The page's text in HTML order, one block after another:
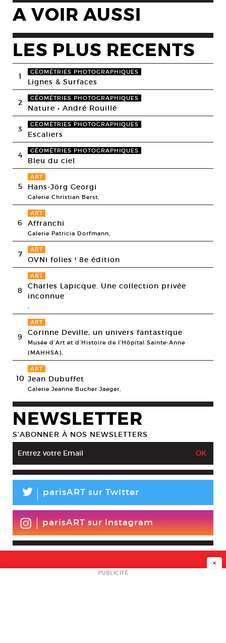
A VOIR AUSSI
LES PLUS RECENTS
1 GÉOMÉTRIES PHOTOGRAPHIQUES
Lignes & Surfaces
2 GÉOMÉTRIES PHOTOGRAPHIQUES
Nature • André Rouillé
3 GÉOMÉTRIES PHOTOGRAPHIQUES
Escaliers
4 GÉOMÉTRIES PHOTOGRAPHIQUES
Bleu du ciel
5
ART
Hans-Jörg Georgi
Galerie Christian Berst,
6
ART
Affranchi
Galerie Patricia Dorfmann,
7 ART
OVNi folies ! 8e édition
8
ART
Charles Lapicque. Une collection privée
inconnue
,
9
ART
Corinne Deville, un univers fantastique
Musée d’Art et d’Histoire de l’Hôpital Sainte-Anne
(MAHHSA),
10
ART
Jean Dubuffet
Galerie Jeanne Bucher Jaeger,
NEWSLETTER
S’ABONNER À NOS NEWSLETTERS
L parisART sur Twitter
parisART sur Instagram
NEWSLETTER
×
PUBLICITÉ